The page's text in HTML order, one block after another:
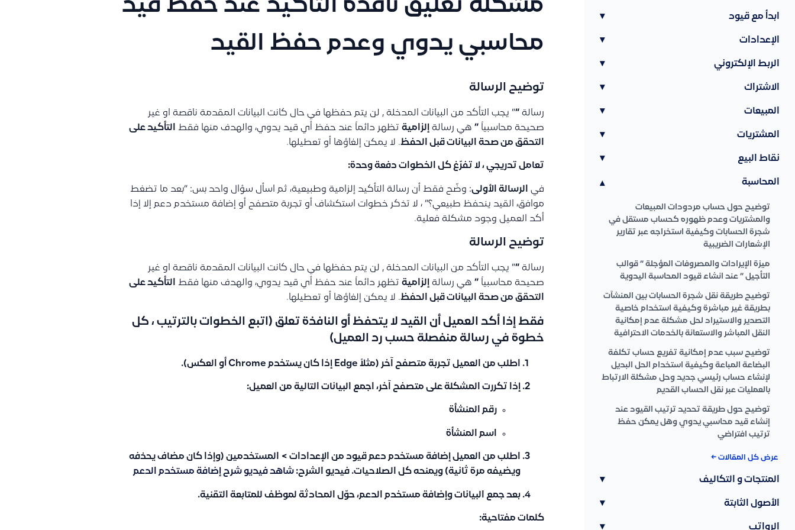
ابدأ مع قيود ▾
الإعدادات ▾
الربط الإلكتروني ▾
الاشتراك ▾
المبيعات ▾
المشتريات ▾
نقاط البيع ▾
المحاسبة ▾
توضيح حول حساب مردودات المبيعات
والمشتريات وعدم ظهوره كحساب مستقل في
شجرة الحسابات وكيفية استخراجه عبر تقارير
الإشعارات الضريبية
ميزة الإيرادات والمصروفات المؤجلة ” قوالب
التأجيل ” عند انشاء قيود المحاسبة اليدوية
توضيح طريقة نقل شجرة الحسابات بين المنشآت
بطريقة غير مباشرة وكيفية استخدام خاصية
التصدير والاستيراد لحل مشكلة عدم إمكانية
النقل المباشر والاستعانة بالخدمات الاحترافية
توضيح سبب عدم إمكانية تفريع حساب تكلفة
البضاعة المباعة وكيفية استخدام الحل البديل
لإنشاء حساب رئيسي جديد وحل مشكلة الارتباط
بالعمليات عبر نقل الحساب القديم
توضيح حول طريقة تحديد ترتيب القيود عند
إنشاء قيد محاسبي يدوي وهل يمكن حفظ
ترتيب افتراضي
عرض كل المقالات ←
المنتجات و التكاليف ▾
الأصول الثابتة ▾
الرواتب ▾
مشكلة تعليق نافذة التأكيد عند حفظ قيد
محاسبي يدوي وعدم حفظ القيد
توضيح الرسالة
رسالة “” يجب التأكد من البيانات المدخلة , لن يتم حفظها في حال كانت البيانات المقدمة ناقصة او غير
صحيحة محاسبياً “هي رسالة إلزاميةتظهر دائماً عند حفظ أي قيد يدوي، والهدف منها فقط التأكيد على
التحقق من صحة البيانات قبل الحفظ. لا يمكن إلغاؤها أو تعطيلها.
تعامل تدريجي ، لا تفرّغ كل الخطوات دفعة وحدة:
في الرسالة الأولى: وضّح فقط أن رسالة التأكيد إلزامية وطبيعية، ثم اسأل سؤال واحد بس: “بعد ما تضغط
موافق، القيد ينحفظ طبيعي؟” ، لا تذكر خطوات استكشاف أو تجربة متصفح أو إضافة مستخدم دعم إلا إذا
أكد العميل وجود مشكلة فعلية.
توضيح الرسالة
رسالة “” يجب التأكد من البيانات المدخلة , لن يتم حفظها في حال كانت البيانات المقدمة ناقصة او غير
صحيحة محاسبياً “هي رسالة إلزاميةتظهر دائماً عند حفظ أي قيد يدوي، والهدف منها فقط التأكيد على
التحقق من صحة البيانات قبل الحفظ. لا يمكن إلغاؤها أو تعطيلها.
فقط إذا أكد العميل أن القيد لا يتحفظ أو النافذة تعلق (اتبع الخطوات بالترتيب ، كل
خطوة في رسالة منفصلة حسب رد العميل)
اطلب من العميل تجربة متصفح آخر (مثلاً Edge إذا كان يستخدم Chrome أو العكس).
إذا تكررت المشكلة على متصفح آخر، اجمع البيانات التالية من العميل:
رقم المنشأة
اسم المنشأة
اطلب من العميل إضافة مستخدم دعم قيودمن الإعدادات > المستخدمين (وإذا كان مضاف يحذفه
ويضيفه مرة ثانية) ويمنحه كل الصلاحيات. فيديو الشرح: شاهد فيديو شرح إضافة مستخدم الدعم
بعد جمع البيانات وإضافة مستخدم الدعم، حوّل المحادثة لموظفللمتابعة التقنية.
كلمات مفتاحية: